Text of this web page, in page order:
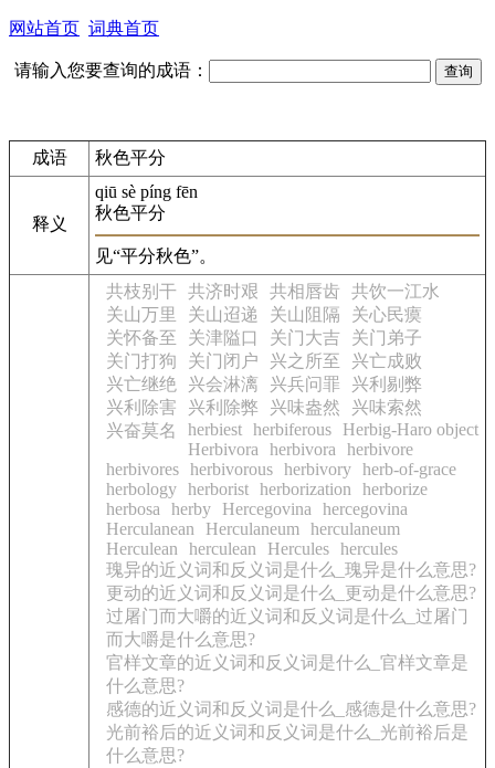
网站首页 词典首页
请输入您要查询的成语：
成语 秋色平分
释义
qiū sè píng fēn
秋色平分
见“平分秋色”。
共枝别干 共济时艰 共相唇齿
共饮一江水
关山万里
关山迢递 关山阻隔
关心民瘼
关怀备至
关津隘口 关门大吉
关门弟子
关门打狗
关门闭户 兴之所至
兴亡成败
兴亡继绝
兴会淋漓 兴兵问罪
兴利剔弊
兴利除害
兴利除弊 兴味盎然
兴味索然
兴奋莫名
herbiest herbiferous
Herbig-Haro object
Herbivora
herbivora
herbivore
herbivores herbivorous herbivory herb-of-grace
herbology herborist herborization
herborize
herbosa
herby Hercegovina
hercegovina
Herculanean
Herculaneum
herculaneum
Herculean
herculean Hercules hercules
瑰异的近义词和反义词是什么_瑰异是什么意思?
更动的近义词和反义词是什么_更动是什么意思?
过屠门而大嚼的近义词和反义词是什么_过屠门
而大嚼是什么意思?
官样文章的近义词和反义词是什么_官样文章是
什么意思?
感德的近义词和反义词是什么_感德是什么意思?
光前裕后的近义词和反义词是什么_光前裕后是
什么意思?